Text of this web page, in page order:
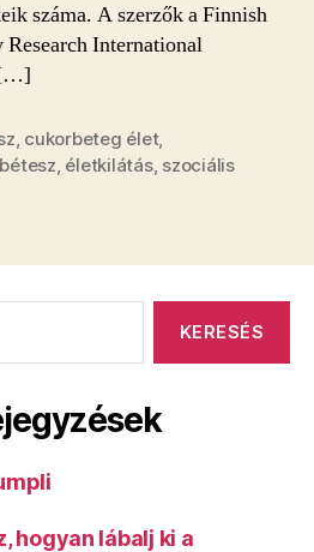
száma. A szerzők a Finnish
International
[…]
, cukorbeteg élet,
, életkilátás, szociális
hogyan lábalj ki a